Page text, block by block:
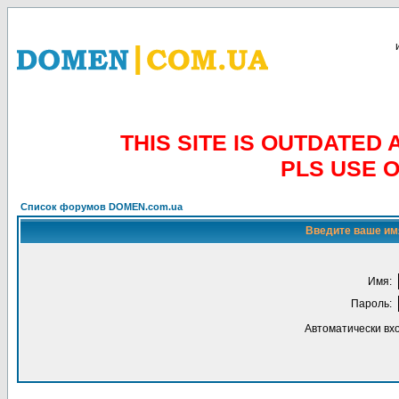
THIS SITE IS OUTDATED
PLS USE
Список форумов DOMEN.com.ua
Введите ваше
Имя:
Пароль:
Автоматически